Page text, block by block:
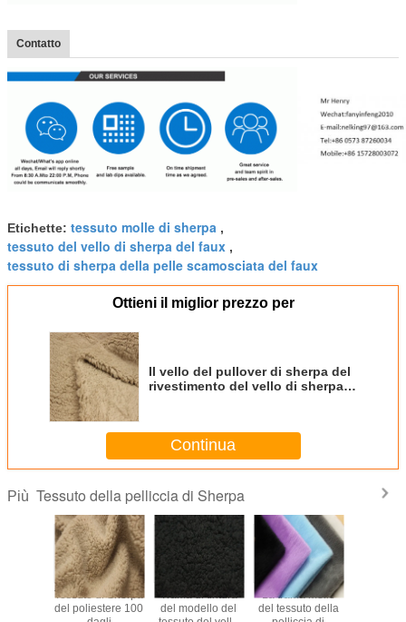
Contatto
Etichette: tessuto molle di sherpa ,
tessuto del vello di sherpa del faux ,
tessuto di sherpa della pelle scamosciata del faux
Ottieni il miglior prezzo per
Il vello del pullover di sherpa del
rivestimento del vello di sherpa
Continua
Più Tessuto della pelliccia di Sherpa
Tessuto di Sherpa
del poliestere 100
Trama di tintura
del modello del
La trama molle
del tessuto della